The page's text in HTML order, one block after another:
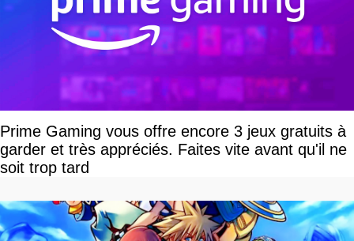
Prime Gaming vous offre encore 3 jeux gratuits à
garder et très appréciés. Faites vite avant qu'il ne
soit trop tard